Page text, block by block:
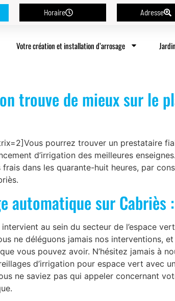
Horaire Adresse
Votre création et installation d’arrosage
trouve de mieux sur le
pourrez trouver un prestataire
d’irrigation des meilleures
dans les quarante-huit heures, par
automatique sur Cabriès
au sein du secteur de l’espace
ne déléguons jamais nos interventions,
vous pouvez avoir. N’hésitez jamais à
d’irrigation pour espace vert avec
ne saviez pas qui appeler concernant